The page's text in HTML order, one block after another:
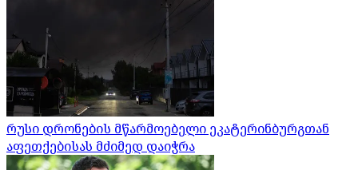
რუსი დრონების მწარმოებელი ეკატერინბურგთან
აფეთქებისას მძიმედ დაიჭრა